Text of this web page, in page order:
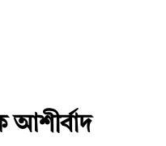
আশীর্বাদ